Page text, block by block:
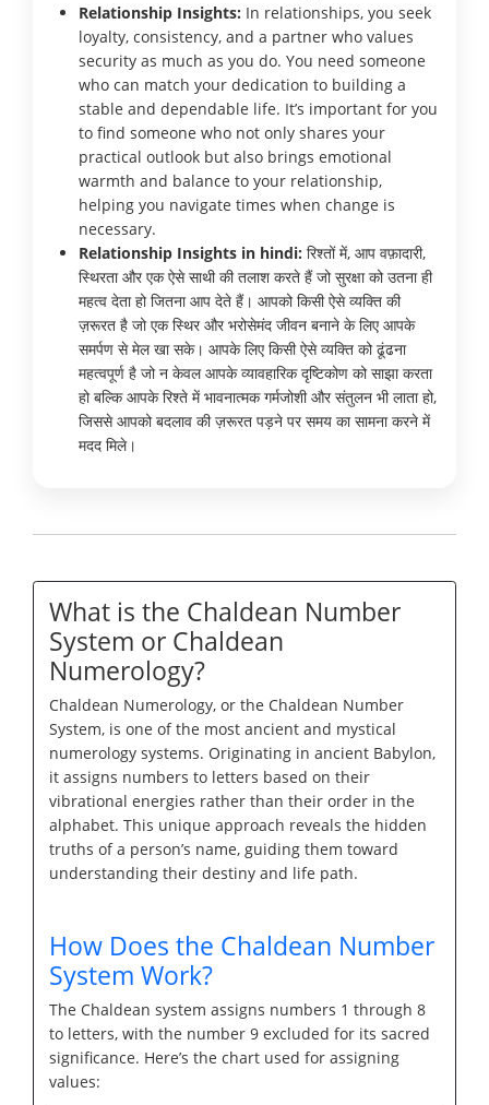
Relationship Insights: In relationships, you seek
loyalty, consistency, and a partner who values
security as much as you do. You need someone
who can match your dedication to building a
stable and dependable life. It’s important for you
to find someone who not only shares your
practical outlook but also brings emotional
warmth and balance to your relationship,
helping you navigate times when change is
necessary.
Relationship Insights in hindi: रिश्तों में, आप वफ़ादारी,
स्थिरता और एक ऐसे साथी की तलाश करते हैं जो सुरक्षा को उतना ही
महत्व देता हो जितना आप देते हैं। आपको किसी ऐसे व्यक्ति की
ज़रूरत है जो एक स्थिर और भरोसेमंद जीवन बनाने के लिए आपके
समर्पण से मेल खा सके। आपके लिए किसी ऐसे व्यक्ति को ढूंढना
महत्वपूर्ण है जो न केवल आपके व्यावहारिक दृष्टिकोण को साझा करता
हो बल्कि आपके रिश्ते में भावनात्मक गर्मजोशी और संतुलन भी लाता हो,
जिससे आपको बदलाव की ज़रूरत पड़ने पर समय का सामना करने में
मदद मिले।
What is the Chaldean Number
System or Chaldean
Numerology?
Chaldean Numerology, or the Chaldean Number
System, is one of the most ancient and mystical
numerology systems. Originating in ancient Babylon,
it assigns numbers to letters based on their
vibrational energies rather than their order in the
alphabet. This unique approach reveals the hidden
truths of a person’s name, guiding them toward
understanding their destiny and life path.
How Does the Chaldean Number
System Work?
The Chaldean system assigns numbers 1 through 8
to letters, with the number 9 excluded for its sacred
significance. Here’s the chart used for assigning
values: